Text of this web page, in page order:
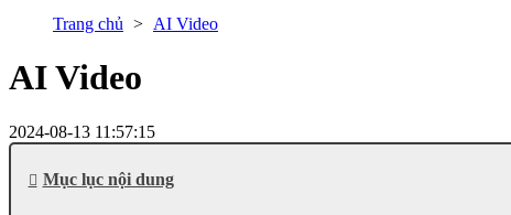
Trang chủ AI Video
AI Video
2024-08-13 11:57:15
Mục lục nội dung